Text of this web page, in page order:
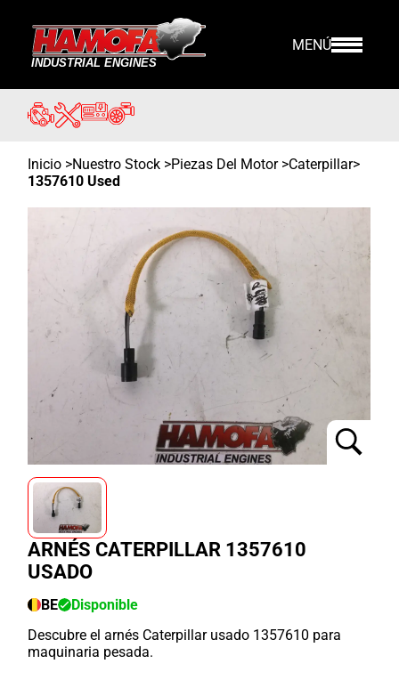
MENÚ
Inicio >Nuestro Stock >Piezas Del Motor >Caterpillar>
1357610 Used
ARNÉS CATERPILLAR 1357610
USADO
BE
Disponible
Descubre el arnés Caterpillar usado 1357610 para
maquinaria pesada.